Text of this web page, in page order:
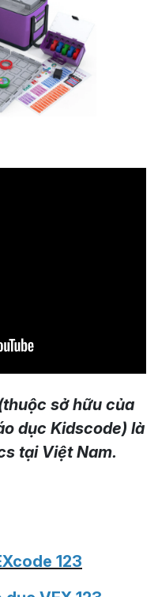
sở hữu của
dục Kidscode) là
tại Việt Nam.
123